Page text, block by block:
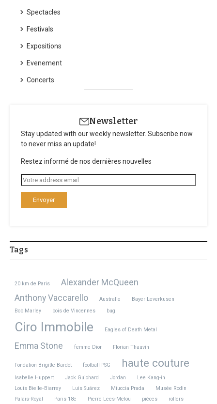
Spectacles
Festivals
Expositions
Evenement
Concerts
Newsletter
Stay updated with our weekly newsletter. Subscribe now
to never miss an update!
Restez informé de nos dernières nouvelles
Tags
20 km de Paris
Alexander McQueen
Anthony Vaccarello
Australie
Bayer Leverkusen
Bob Marley
bois de Vincennes bug
Ciro Immobile Eagles of Death Metal
Emma Stone femme Dior Florian Thauvin
Fondation Brigitte Bardot football PSG haute couture
Isabelle Huppert Jack Guichard Jordan
Lee Kang-in
Louis Bielle‑Biarrey
Luis Suárez Miuccia Prada
Musée Rodin
Palais-Royal
Paris 18e Pierre Lees-Melou pièces
rollers